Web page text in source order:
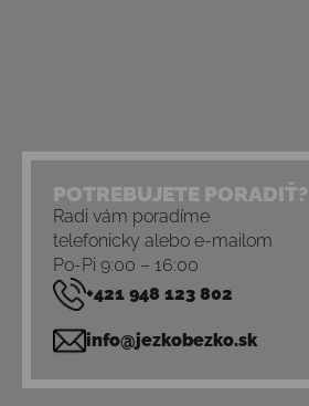
POTREBUJETE PORADIŤ?
Radi vám poradíme
telefonicky alebo e-mailom
Po-Pi 9:00 – 16:00
+421 948 123 802
info@jezkobezko.sk